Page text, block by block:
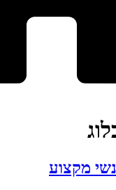
מקצוע